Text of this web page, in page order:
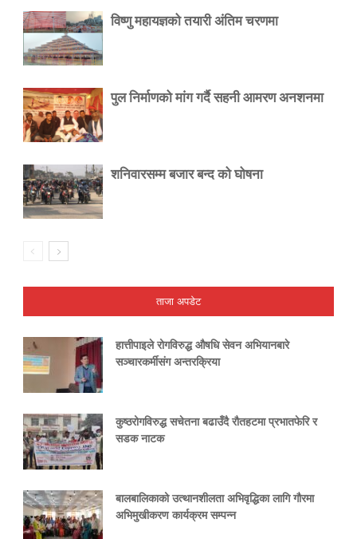
विष्णु महायज्ञको तयारी अंतिम चरणमा
पुल निर्माणको मांग गर्दै सहनी आमरण अनशनमा
शनिवारसम्म बजार बन्द को घोषना
ताजा अपडेट
हात्तीपाइले रोगविरुद्ध औषधि सेवन अभियानबारे
सञ्चारकर्मीसंग अन्तरक्रिया
कुष्ठरोगविरुद्ध सचेतना बढाउँदै रौतहटमा प्रभातफेरि र
सडक नाटक
बालबालिकाको उत्थानशीलता अभिवृद्धिका लागि गौरमा
अभिमुखीकरण कार्यक्रम सम्पन्न